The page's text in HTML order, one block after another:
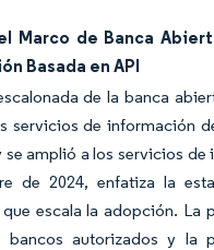
Marco de Banca
Basada en API
de la banca
servicios de información
se amplió a los servicios de
de 2024, enfatiza la
escala la adopción. La
autorizados y la